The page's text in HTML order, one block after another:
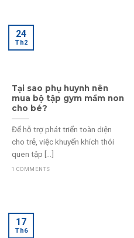
Tại sao phụ huynh nên
mua bộ tập gym mầm non
cho bé?
Để hỗ trợ phát triển toàn diện
cho trẻ, việc khuyến khích thói
quen tập [...]
1 COMMENTS
24
Th2
17
Th6